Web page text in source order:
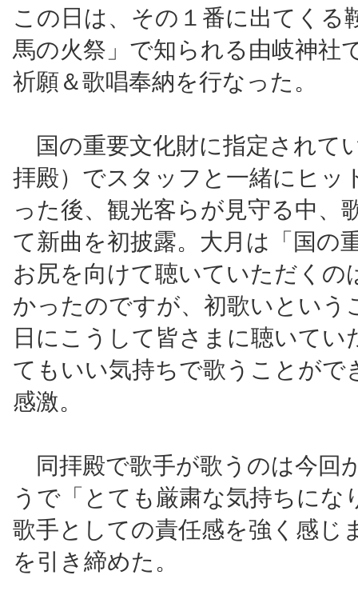
この日は、その１番に出てくる
馬の火祭」で知られる由岐神社
祈願＆歌唱奉納を行なった。
国の重要文化財に指定されて
拝殿）でスタッフと一緒にヒッ
った後、観光客らが見守る中、
て新曲を初披露。大月は「国の
お尻を向けて聴いていただくの
かったのですが、初歌いという
日にこうして皆さまに聴いてい
てもいい気持ちで歌うことがで
感激。
同拝殿で歌手が歌うのは今回
うで「とても厳粛な気持ちにな
歌手としての責任感を強く感じ
を引き締めた。